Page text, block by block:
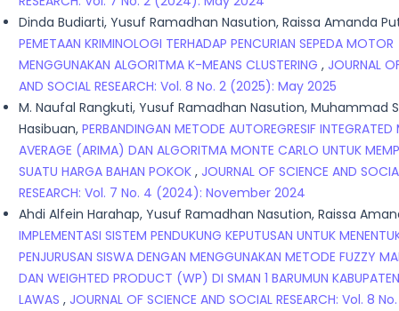
Dinda Budiarti, Yusuf Ramadhan Nasution, Raissa Amanda
PEMETAAN KRIMINOLOGI TERHADAP PENCURIAN SEPEDA MOTOR
MENGGUNAKAN ALGORITMA K-MEANS CLUSTERING , JOURNAL
AND SOCIAL RESEARCH: Vol. 8 No. 2 (2025): May 2025
M. Naufal Rangkuti, Yusuf Ramadhan Nasution, Muhammad
Hasibuan, PERBANDINGAN METODE AUTOREGRESIF
AVERAGE (ARIMA) DAN ALGORITMA MONTE CARLO UNTUK
SUATU HARGA BAHAN POKOK , JOURNAL OF SCIENCE AND
RESEARCH: Vol. 7 No. 4 (2024): November 2024
Ahdi Alfein Harahap, Yusuf Ramadhan Nasution, Raissa
IMPLEMENTASI SISTEM PENDUKUNG KEPUTUSAN UNTUK
PENJURUSAN SISWA DENGAN MENGGUNAKAN METODE FUZZY
DAN WEIGHTED PRODUCT (WP) DI SMAN 1 BARUMUN
LAWAS , JOURNAL OF SCIENCE AND SOCIAL RESEARCH: Vol. 8